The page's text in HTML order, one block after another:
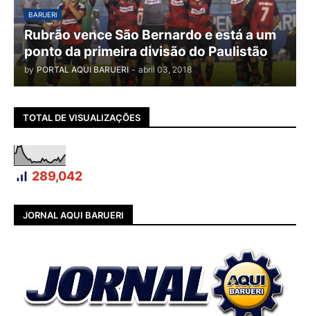
BARUERI
Rubrão vence São Bernardo e está a um
ponto da primeira divisão do Paulistão
by PORTAL AQUI BARUERI - abril 03, 2018
TOTAL DE VISUALIZAÇÕES
289,042
JORNAL AQUI BARUERI